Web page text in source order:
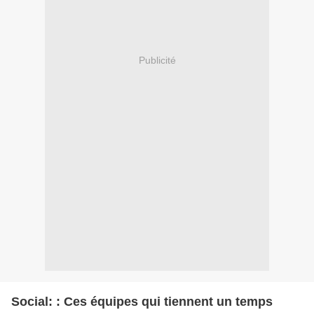
Publicité
Social: : Ces équipes qui tiennent un temps